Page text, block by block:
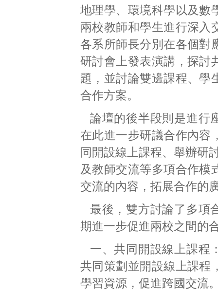
地理學、環境科學以及數
兩校教師和學生進行深入
各系所師長分別在各個對
研討會上發表演講，探討
題，並討論雙邊課程、學
合作方案。
論壇的後半段則是進行
在此進一步研議合作內容
同開設線上課程、舉辦研
及教師交流等多項合作模
交流的內容，拓展合作的
最後，雙方討論了多項
期進一步促進兩校之間的
一、共同開設線上課程
共同策劃並開設線上課程
學習資源，促進跨國交流